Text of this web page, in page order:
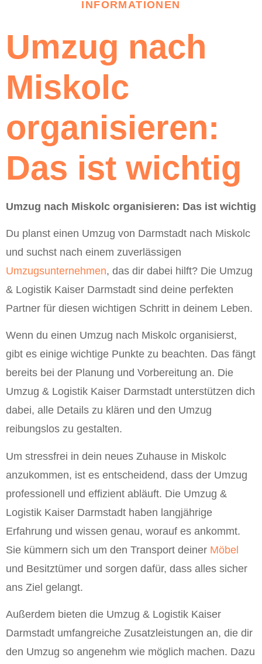
INFORMATIONEN
Umzug nach
Miskolc
organisieren:
Das ist wichtig
Umzug nach Miskolc organisieren: Das ist wichtig
Du planst einen Umzug von Darmstadt nach Miskolc
und suchst nach einem zuverlässigen
Umzugsunternehmen, das dir dabei hilft? Die Umzug
& Logistik Kaiser Darmstadt sind deine perfekten
Partner für diesen wichtigen Schritt in deinem Leben.
Wenn du einen Umzug nach Miskolc organisierst,
gibt es einige wichtige Punkte zu beachten. Das fängt
bereits bei der Planung und Vorbereitung an. Die
Umzug & Logistik Kaiser Darmstadt unterstützen dich
dabei, alle Details zu klären und den Umzug
reibungslos zu gestalten.
Um stressfrei in dein neues Zuhause in Miskolc
anzukommen, ist es entscheidend, dass der Umzug
professionell und effizient abläuft. Die Umzug &
Logistik Kaiser Darmstadt haben langjährige
Erfahrung und wissen genau, worauf es ankommt.
Sie kümmern sich um den Transport deiner Möbel
und Besitztümer und sorgen dafür, dass alles sicher
ans Ziel gelangt.
Außerdem bieten die Umzug & Logistik Kaiser
Darmstadt umfangreiche Zusatzleistungen an, die dir
den Umzug so angenehm wie möglich machen. Dazu